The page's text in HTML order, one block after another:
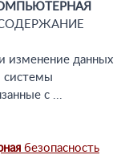
СОДЕРЖАНИЕ
изменение данных
системы
с ...
безопасность